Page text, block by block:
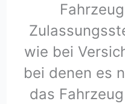
wie bei
bei denen es
das